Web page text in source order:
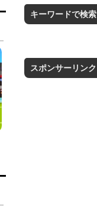
キーワードで検索
スポンサーリンク